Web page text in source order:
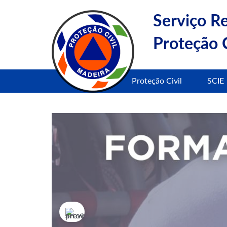
Serviço
Proteção
Proteção Civil SCIE